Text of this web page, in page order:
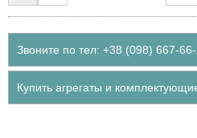
Звоните по тел: +38 (098) 667-
Купить агрегаты и